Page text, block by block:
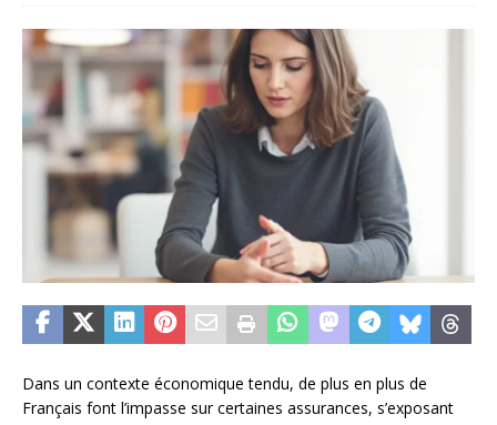
Dans un contexte économique tendu, de plus en plus de
Français font l’impasse sur certaines assurances, s’exposant